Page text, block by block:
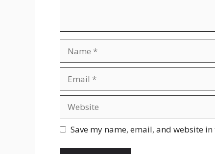
Save my name, email, and website